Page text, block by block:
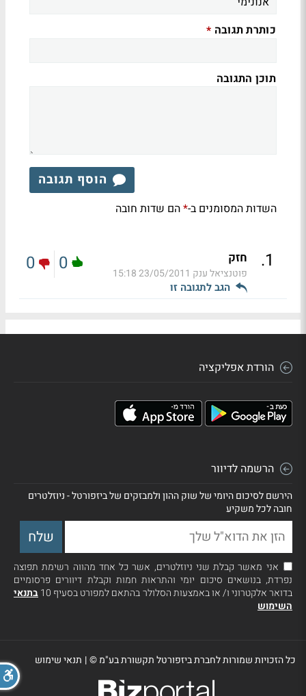
כותרת תגובה *
תוכן התגובה
הוסף תגובה
השדות המסומנים ב-*הם שדות חובה
1
. חזק
פוטנציאל ענק 23/05/2011 15:18
הגב לתגובה זו
0
0
הורדת אפליקציה
הרשמה לדיוור
הירשם לסיכום היומי של שוק ההון ולמבזקים של ביזפורטל - ניוזלטרים
חובה לכל משקיע
אני מאשר קבלת שני ניוזלטרים, אשר כל אחד מהווה רשימת תפוצה
נפרדת, בנושאים סיכום יומי והתראות חמות וקבלת דיוורים פרסומיים
בדואר אלקטרוני ו/ או באמצעות הסלולר בהתאם למפורט בסעיף 10
בתנאי
השימוש
כל הזכויות שמורות לחברת ביזפורטל תקשורת בע"מ ©| תנאי שימוש